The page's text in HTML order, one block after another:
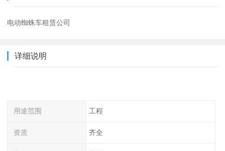
电动蜘蛛车租赁公司
详细说明
用途范围 工程
资质 齐全